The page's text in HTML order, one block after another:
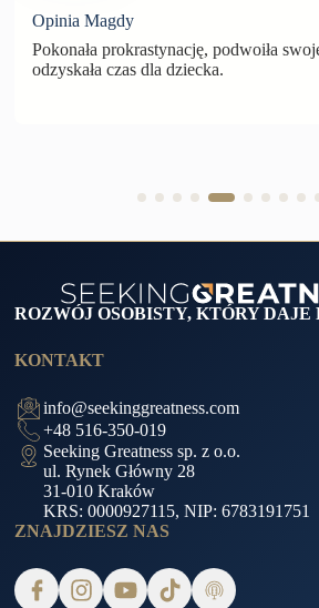
Opinia Magdy
Pokonała prokrastynację, podwoiła
odzyskała czas dla dziecka.
ROZWÓJ OSOBISTY, KTÓRY
KONTAKT
info@seekinggreatness.com
+48 516-350-019
Seeking Greatness sp. z o.o.
ul. Rynek Główny 28
31-010 Kraków
KRS: 0000927115, NIP: 6783191751
ZNAJDZIESZ NAS